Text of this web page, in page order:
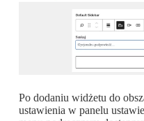
Po dodaniu widżetu do
ustawienia w panelu